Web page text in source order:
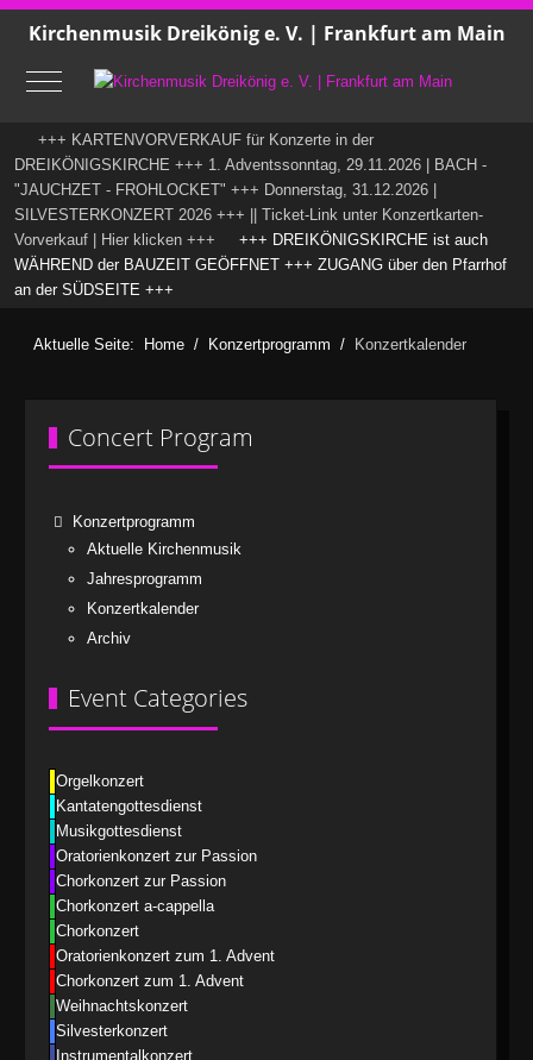
Kirchenmusik Dreikönig e. V. | Frankfurt am Main
Mobile Menu Toggle
+++ KARTENVORVERKAUF für Konzerte in der
DREIKÖNIGSKIRCHE +++ 1. Adventssonntag, 29.11.2026 | BACH -
"JAUCHZET - FROHLOCKET" +++ Donnerstag, 31.12.2026 |
SILVESTERKONZERT 2026 +++ || Ticket-Link unter Konzertkarten-
Vorverkauf | Hier klicken +++ +++ DREIKÖNIGSKIRCHE ist auch
WÄHREND der BAUZEIT GEÖFFNET +++ ZUGANG über den Pfarrhof
an der SÜDSEITE +++
Aktuelle Seite: Home Konzertprogramm Konzertkalender
Concert Program
Konzertprogramm
Aktuelle Kirchenmusik
Jahresprogramm
Konzertkalender
Archiv
Event Categories
Orgelkonzert
Kantatengottesdienst
Musikgottesdienst
Oratorienkonzert zur Passion
Chorkonzert zur Passion
Chorkonzert a-cappella
Chorkonzert
Oratorienkonzert zum 1. Advent
Chorkonzert zum 1. Advent
Weihnachtskonzert
Silvesterkonzert
Instrumentalkonzert